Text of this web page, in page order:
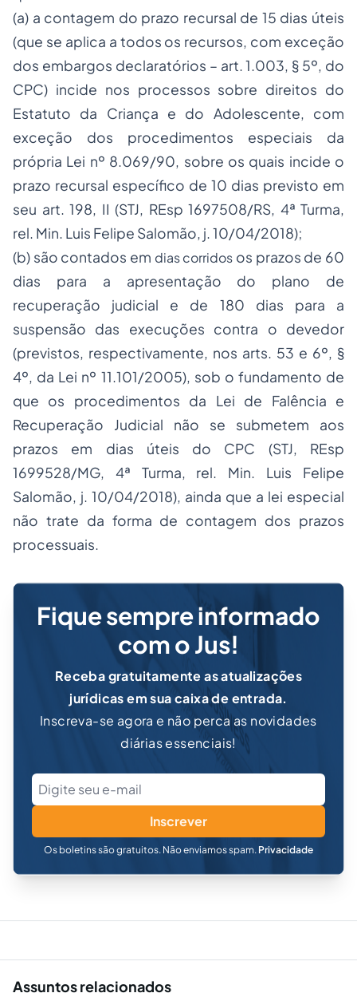
(a) a contagem do prazo recursal de 15 dias úteis
(que se aplica a todos os recursos, com exceção
dos embargos declaratórios – art. 1.003, § 5º, do
CPC) incide nos processos sobre direitos do
Estatuto da Criança e do Adolescente, com
exceção dos procedimentos especiais da
própria Lei nº 8.069/90, sobre os quais incide o
prazo recursal específico de 10 dias previsto em
seu art. 198, II (STJ, REsp 1697508/RS, 4ª Turma,
rel. Min. Luis Felipe Salomão, j. 10/04/2018);
(b) são contados em dias corridos os prazos de 60
dias para a apresentação do plano de
recuperação judicial e de 180 dias para a
suspensão das execuções contra o devedor
(previstos, respectivamente, nos arts. 53 e 6º, §
4º, da Lei nº 11.101/2005), sob o fundamento de
que os procedimentos da Lei de Falência e
Recuperação Judicial não se submetem aos
prazos em dias úteis do CPC (STJ, REsp
1699528/MG, 4ª Turma, rel. Min. Luis Felipe
Salomão, j. 10/04/2018), ainda que a lei especial
não trate da forma de contagem dos prazos
processuais.
Fique sempre informado
com o Jus!
Receba gratuitamente as atualizações
jurídicas em sua caixa de entrada.
Inscreva-se agora e não perca as novidades
diárias essenciais!
Inscrever
Os boletins são gratuitos. Não enviamos spam. Privacidade
Assuntos relacionados